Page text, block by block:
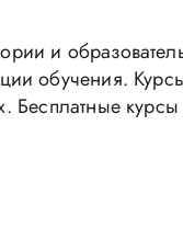
и
обучения.
Бесплатные